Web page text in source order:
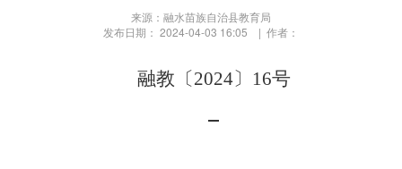
来源：融水苗族自治县教育局
发布日期： 2024-04-03 16:05 | 作者：
融教〔2024〕 16号